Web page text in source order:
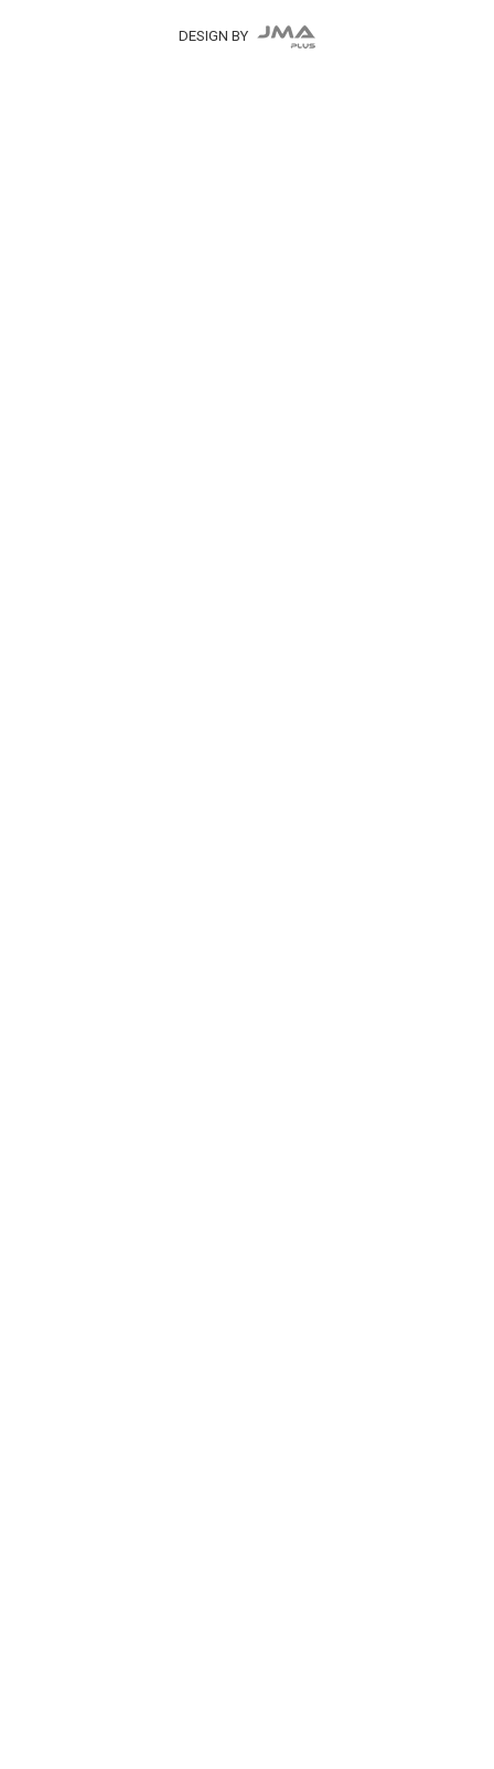
DESIGN BY